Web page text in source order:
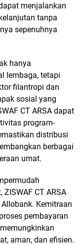
menjalankan
tanpa
sepenuhnya
hanya
lembaga, tetapi
filantropi dan
sosial yang
CT ARSA dapat
program-
distribusi
berbagai
umat.
CT ARSA
Kemitraan
pembayaran
aman, dan efisien.